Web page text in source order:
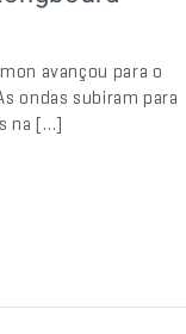
avançou para o
ondas subiram para
na […]